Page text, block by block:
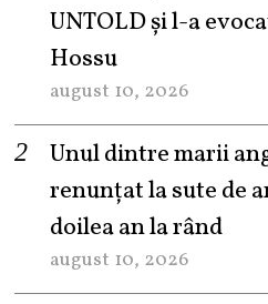
UNTOLD și l-a
Hossu
august 10, 2026
Unul dintre marii
renunțat la sute de
doilea an la rând
august 10, 2026